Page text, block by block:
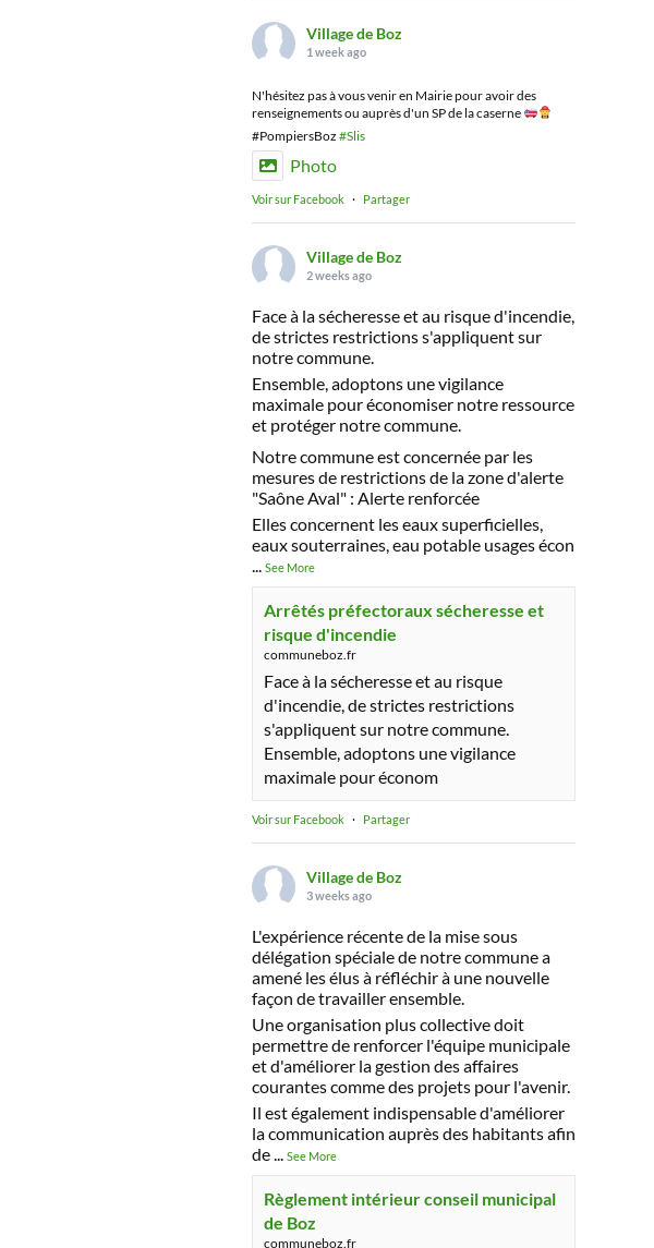
Village de Boz
1 week ago
N'hésitez pas à vous venir en Mairie pour avoir des
renseignements ou auprès d'un SP de la caserne
#PompiersBoz #Slis
Photo
Voir sur Facebook · Partager
Village de Boz
2 weeks ago
Face à la sécheresse et au risque d'incendie,
de strictes restrictions s'appliquent sur
notre commune.
Ensemble, adoptons une vigilance
maximale pour économiser notre ressource
et protéger notre commune.
Notre commune est concernée par les
mesures de restrictions de la zone d'alerte
"Saône Aval" : Alerte renforcée
Elles concernent les eaux superficielles,
eaux souterraines, eau potable usages écon
... See More
Arrêtés préfectoraux sécheresse et
risque d'incendie
communeboz.fr
Face à la sécheresse et au risque
d'incendie, de strictes restrictions
s'appliquent sur notre commune.
Ensemble, adoptons une vigilance
maximale pour économ
Voir sur Facebook · Partager
Village de Boz
3 weeks ago
L'expérience récente de la mise sous
délégation spéciale de notre commune a
amené les élus à réfléchir à une nouvelle
façon de travailler ensemble.
Une organisation plus collective doit
permettre de renforcer l'équipe municipale
et d'améliorer la gestion des affaires
courantes comme des projets pour l'avenir.
Il est également indispensable d'améliorer
la communication auprès des habitants afin
de... See More
Règlement intérieur conseil municipal
de Boz
communeboz.fr